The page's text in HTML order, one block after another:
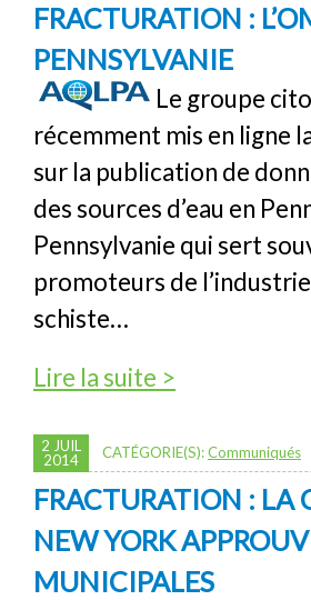
FRACTURATION :
PENNSYLVANIE
Le groupe
récemment mis en ligne
sur la publication de
des sources d’eau en
Pennsylvanie qui sert
promoteurs de
schiste…
Lire la suite >
2 JUIL
2014
CATÉGORIE(S):Communiqués
FRACTURATION : LA
NEW YORK
MUNICIPALES